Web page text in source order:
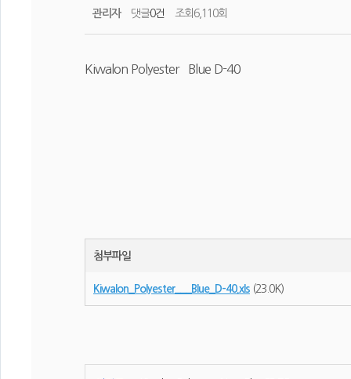
관리자 댓글0건 조회 6,110회
Kiwalon Polyester Blue D-40
첨부파일
Kiwalon_Polyester___Blue_D-40.xls (23.0K)